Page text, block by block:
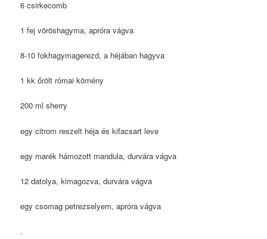
6 csirkecomb
1 fej vöröshagyma, apróra vágva
8-10 fokhagymagerezd, a héjában hagyva
1 kk őrölt római kömény
200 ml sherry
egy citrom reszelt héja és kifacsart leve
egy marék hámozott mandula, durvára vágva
12 datolya, kimagozva, durvára vágva
egy csomag petrezselyem, apróra vágva
.